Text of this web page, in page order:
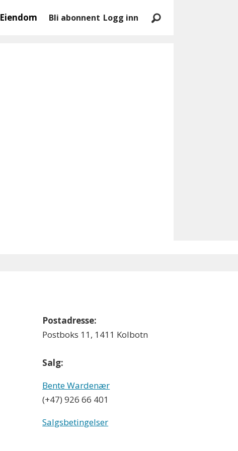
Eiendom Bli abonnent Logg inn
Postadresse:
Postboks 11, 1411 Kolbotn
Salg:
Bente Wardenær
(+47) 926 66 401
Salgsbetingelser